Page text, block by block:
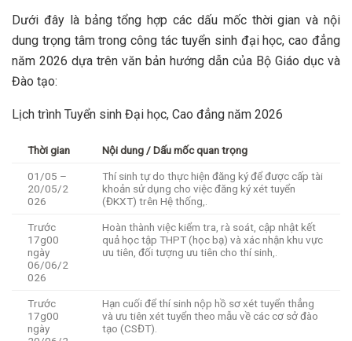
Dưới đây là bảng tổng hợp các dấu mốc thời gian và nội
dung trọng tâm trong công tác tuyển sinh đại học, cao đẳng
năm 2026 dựa trên văn bản hướng dẫn của Bộ Giáo dục và
Đào tạo:
Lịch trình Tuyển sinh Đại học, Cao đẳng năm 2026
Thời gian Nội dung / Dấu mốc quan trọng
01/05 –
20/05/2
026
Thí sinh tự do thực hiện đăng ký để được cấp tài
khoản sử dụng cho việc đăng ký xét tuyển
(ĐKXT) trên Hệ thống,.
Trước
17g00
ngày
06/06/2
026
Hoàn thành việc kiểm tra, rà soát, cập nhật kết
quả học tập THPT (học bạ) và xác nhận khu vực
ưu tiên, đối tượng ưu tiên cho thí sinh,.
Trước
17g00
ngày
Hạn cuối để thí sinh nộp hồ sơ xét tuyển thẳng
và ưu tiên xét tuyển theo mẫu về các cơ sở đào
tạo (CSĐT).